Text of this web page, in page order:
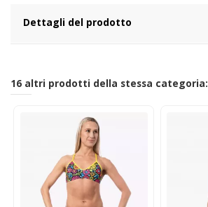
Dettagli del prodotto
16 altri prodotti della stessa categoria: